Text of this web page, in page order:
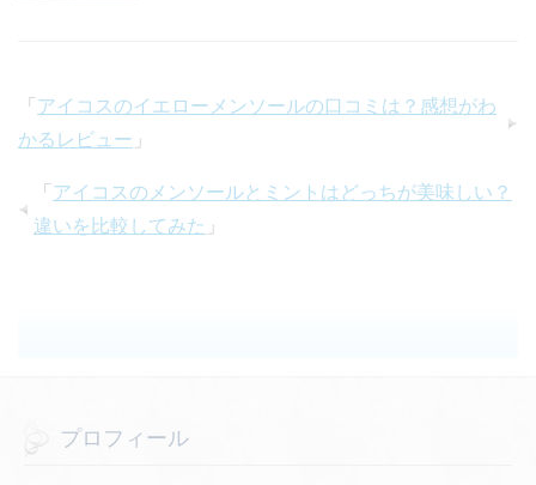
「 アイコスのイエローメンソールの口コミは？感想がわ
かるレビュー 」
「 アイコスのメンソールとミントはどっちが美味しい？
違いを比較してみた 」
プロフィール